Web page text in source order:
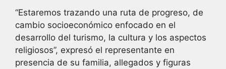
“Estaremos trazando una ruta de progreso, de
cambio socioeconómico enfocado en el
desarrollo del turismo, la cultura y los aspectos
religiosos”, expresó el representante en
presencia de su familia, allegados y figuras